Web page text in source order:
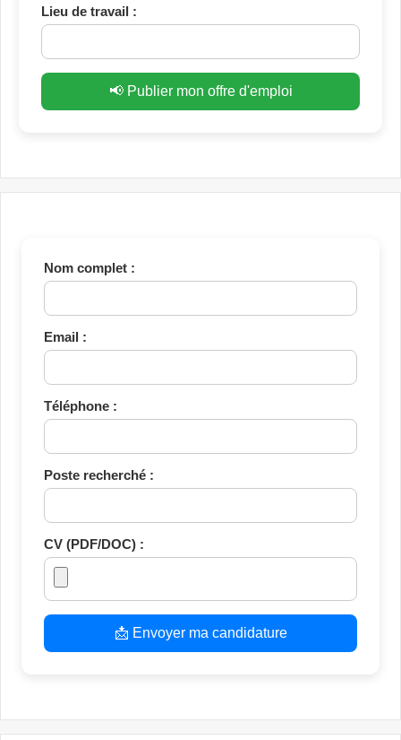
Lieu de travail :
📢 Publier mon offre d'emploi
Nom complet :
Email :
Téléphone :
Poste recherché :
CV (PDF/DOC) :
📩 Envoyer ma candidature